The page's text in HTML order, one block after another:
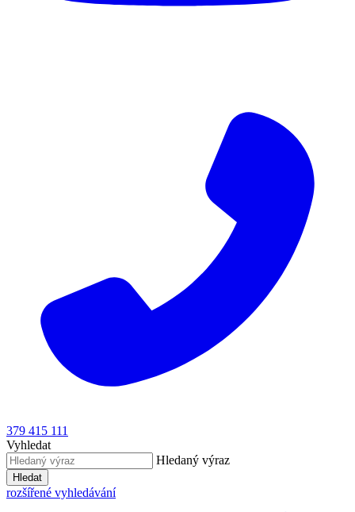
379 415 111
Vyhledat
Hledaný výraz
Hledat
rozšířené vyhledávání